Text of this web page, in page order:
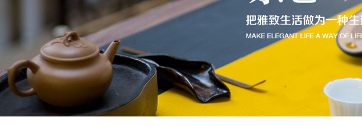
日本茶道体验课
茶学一对一自选课程
葡萄酒品鉴课